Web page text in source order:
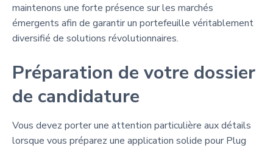
maintenons une forte présence sur les marchés
émergents afin de garantir un portefeuille véritablement
diversifié de solutions révolutionnaires.
Préparation de votre dossier
de candidature
Vous devez porter une attention particulière aux détails
lorsque vous préparez une application solide pour Plug